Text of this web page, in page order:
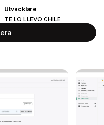
Utvecklare
TE LO LLEVO CHILE